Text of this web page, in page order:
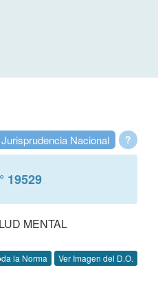
?
Nacional
19529
MENTAL
la Norma Ver Imagen del D.O.